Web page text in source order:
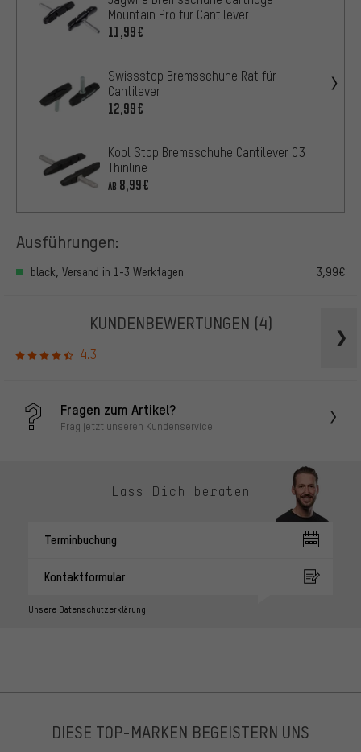
Mountain Pro für Cantilever
11,99€
Swissstop Bremsschuhe Rat für
Cantilever
12,99€
Kool Stop Bremsschuhe Cantilever C3
Thinline
AB 8,99€
Ausführungen:
black, Versand in 1-3 Werktagen 3,99€
KUNDENBEWERTUNGEN (4)
4.3
Fragen zum Artikel?
Frag jetzt unseren Kundenservice!
Lass Dich beraten
Terminbuchung
Kontaktformular
Unsere Datenschutzerklärung
DIESE TOP-MARKEN BEGEISTERN UNS